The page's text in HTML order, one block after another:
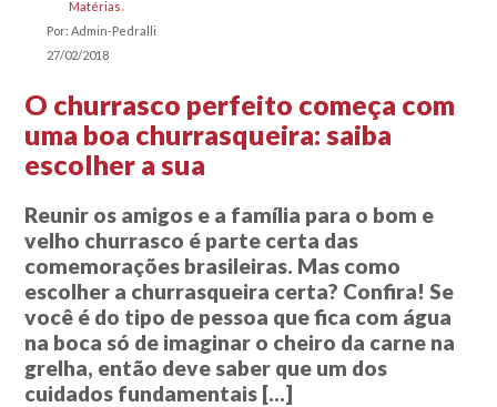
Matérias
Por: Admin-Pedralli
27/02/2018
O churrasco perfeito começa com
uma boa churrasqueira: saiba
escolher a sua
Reunir os amigos e a família para o bom e
velho churrasco é parte certa das
comemorações brasileiras. Mas como
escolher a churrasqueira certa? Confira! Se
você é do tipo de pessoa que fica com água
na boca só de imaginar o cheiro da carne na
grelha, então deve saber que um dos
cuidados fundamentais […]